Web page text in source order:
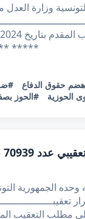
نيابة عن *****
#هضم حقوق الدفاع
الحوزية
#الحوز
11/2025 قرار